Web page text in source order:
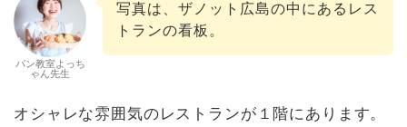
パン教室よっち
ゃん先生
写真は、ザノット広島の中にあるレス
トランの看板。
オシャレな雰囲気のレストランが１階にあります。